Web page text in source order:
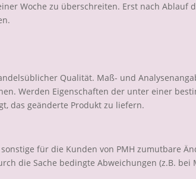
Woche zu überschreiten. Erst nach Ablauf
Qualität. Maß- und
Werden Eigenschaften der unter einer
das geänderte Produkt zu liefern.
für die Kunden von PMH zumutbare
die Sache bedingte Abweichungen (z.B. bei